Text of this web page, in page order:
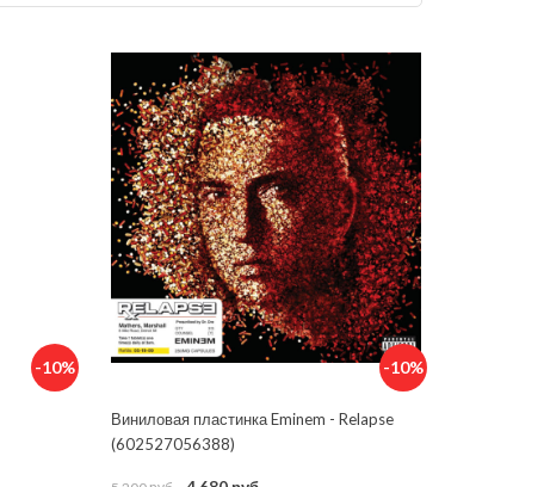
-10% -10%
Виниловая пластинка Eminem - Relapse
(602527056388)